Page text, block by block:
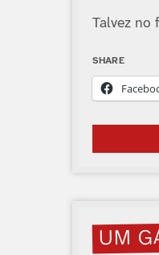
Talvez no
SHARE
UM